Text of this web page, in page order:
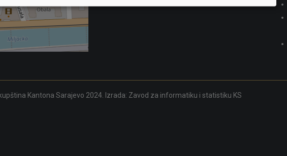
Kantona Sarajevo 2024. Izrada: Zavod za informatiku i statistiku KS